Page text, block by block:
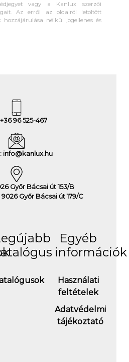
vagy a Kanlux szerzői
Az erről az oldalról letöltött
nélkül jogellenes és
96 525-467
info@kanlux.hu
Győr Bácsai út 153/B
Győr Bácsai út 179/C
Egyéb
információk
Használati
feltételek
Adatvédelmi
tájékoztató